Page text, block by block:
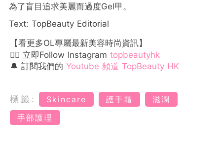
為了盲目追求美麗而過度Gel甲。
Text: TopBeauty Editorial
【看更多OL專屬最新美容時尚資訊】
👉🏻 立即Follow Instagram topbeautyhk
🔔 訂閱我們的 Youtube 頻道 TopBeauty HK
標籤: Skincare 護手霜
滋潤
手部護理